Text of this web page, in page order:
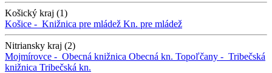
Košický kraj (1)
Košice - Knižnica pre mládež Kn. pre mládež
Nitriansky kraj (2)
Mojmírovce - Obecná knižnica Obecná kn. Topoľčany - Tribečská
knižnica Tribečská kn.